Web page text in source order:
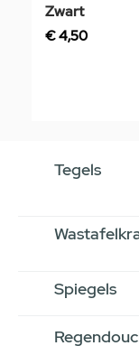
Zwart
Prijs
€ 4,50
Tegels
Spiegels